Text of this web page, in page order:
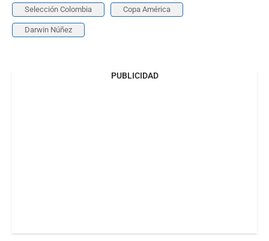
Selección Colombia Copa América
Darwin Núñez
PUBLICIDAD